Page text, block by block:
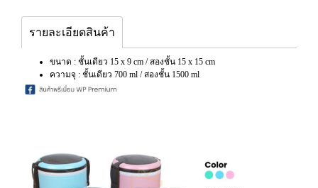
รายละเอียดสินค้า
ขนาด : ชั้นเดียว 15 x 9 cm / สองชั้น 15 x 15 cm
ความจุ : ชั้นเดียว 700 ml / สองชั้น 1500 ml